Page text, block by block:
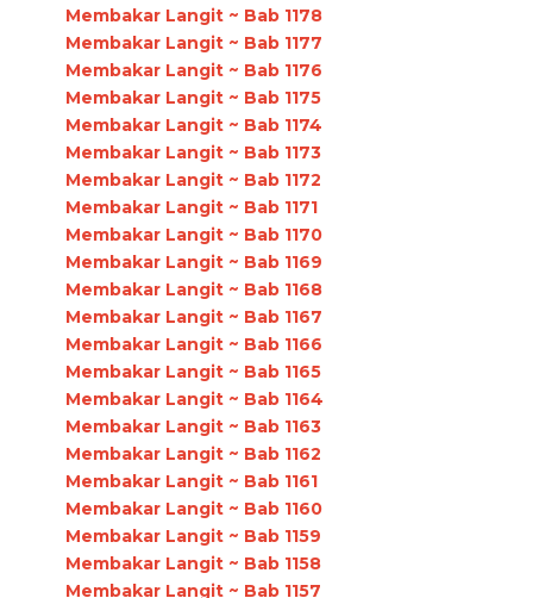
Membakar Langit ~ Bab 1178
Membakar Langit ~ Bab 1177
Membakar Langit ~ Bab 1176
Membakar Langit ~ Bab 1175
Membakar Langit ~ Bab 1174
Membakar Langit ~ Bab 1173
Membakar Langit ~ Bab 1172
Membakar Langit ~ Bab 1171
Membakar Langit ~ Bab 1170
Membakar Langit ~ Bab 1169
Membakar Langit ~ Bab 1168
Membakar Langit ~ Bab 1167
Membakar Langit ~ Bab 1166
Membakar Langit ~ Bab 1165
Membakar Langit ~ Bab 1164
Membakar Langit ~ Bab 1163
Membakar Langit ~ Bab 1162
Membakar Langit ~ Bab 1161
Membakar Langit ~ Bab 1160
Membakar Langit ~ Bab 1159
Membakar Langit ~ Bab 1158
Membakar Langit ~ Bab 1157